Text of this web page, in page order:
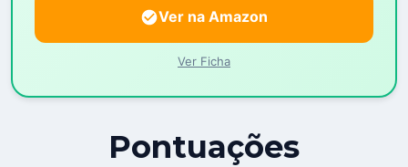
Ver na Amazon
Ver Ficha
Pontuações